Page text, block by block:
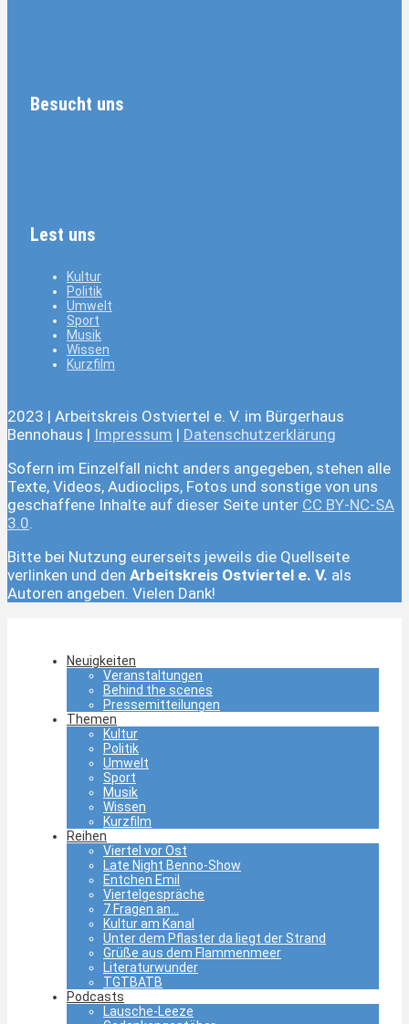
Besucht uns
Lest uns
Kultur
Politik
Umwelt
Sport
Musik
Wissen
Kurzfilm
2023 | Arbeitskreis Ostviertel e. V. im Bürgerhaus
Bennohaus | Impressum | Datenschutzerklärung
Sofern im Einzelfall nicht anders angegeben, stehen alle
Texte, Videos, Audioclips, Fotos und sonstige von uns
geschaffene Inhalte auf dieser Seite unter CC BY-NC-SA
3.0.
Bitte bei Nutzung eurerseits jeweils die Quellseite
verlinken und den Arbeitskreis Ostviertel e. V. als
Autoren angeben. Vielen Dank!
Neuigkeiten
Veranstaltungen
Behind the scenes
Pressemitteilungen
Themen
Kultur
Politik
Umwelt
Sport
Musik
Wissen
Kurzfilm
Reihen
Viertel vor Ost
Late Night Benno-Show
Entchen Emil
Viertelgespräche
7 Fragen an…
Kultur am Kanal
Unter dem Pflaster da liegt der Strand
Grüße aus dem Flammenmeer
Literaturwunder
TGTBATB
Podcasts
Lausche-Leeze